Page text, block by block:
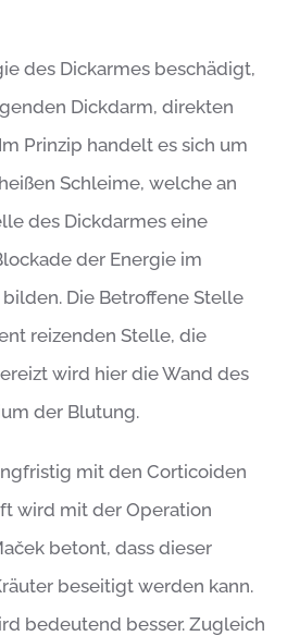
des Dickarmes beschädigt,
Dickdarm, direkten
Prinzip handelt es sich um
Schleime, welche an
des Dickdarmes eine
der Energie im
Die Betroffene Stelle
reizenden Stelle, die
wird hier die Wand des
der Blutung.
mit den Corticoiden
wird mit der Operation
betont, dass dieser
beseitigt werden kann.
bedeutend besser. Zugleich